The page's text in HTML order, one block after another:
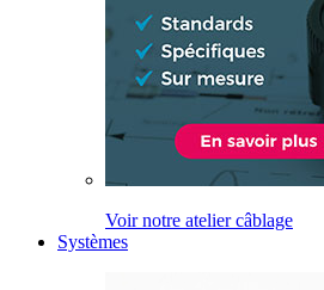
Voir notre atelier câblage
Systèmes